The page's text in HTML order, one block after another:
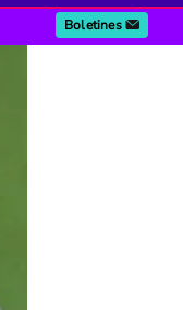
Boletines